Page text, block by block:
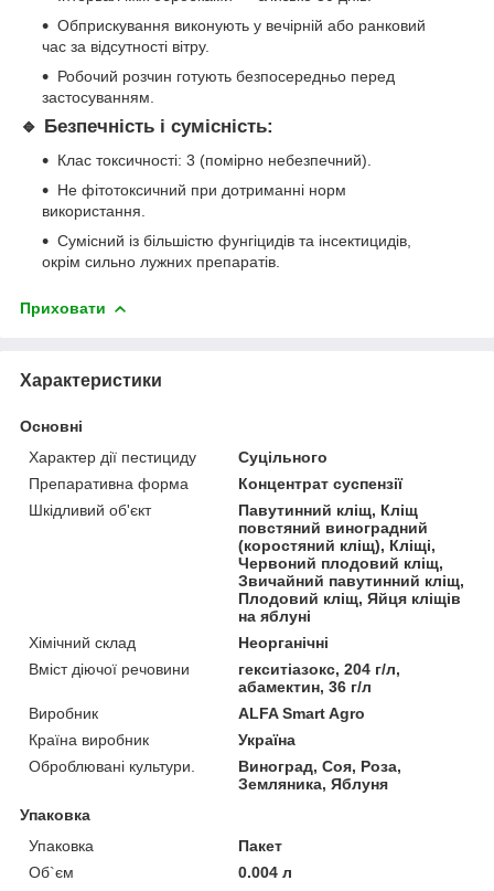
Обприскування виконують у вечірній або ранковий
час за відсутності вітру.
Робочий розчин готують безпосередньо перед
застосуванням.
🔹 Безпечність і сумісність:
Клас токсичності: 3 (помірно небезпечний).
Не фітотоксичний при дотриманні норм
використання.
Сумісний із більшістю фунгіцидів та інсектицидів,
окрім сильно лужних препаратів.
Приховати
Характеристики
Основні
Характер дії пестициду
Суцільного
Препаративна форма
Концентрат суспензії
Шкідливий об'єкт
Павутинний кліщ, Кліщ
повстяний виноградний
(коростяний кліщ), Кліщі,
Червоний плодовий кліщ,
Звичайний павутинний кліщ,
Плодовий кліщ, Яйця кліщів
на яблуні
Хімічний склад
Неорганічні
Вміст діючої речовини
гекситіазокс, 204 г/л,
абамектин, 36 г/л
Виробник
ALFA Smart Agro
Країна виробник
Україна
Оброблювані культури.
Виноград, Соя, Роза,
Земляника, Яблуня
Упаковка
Упаковка
Пакет
Об`єм
0.004 л